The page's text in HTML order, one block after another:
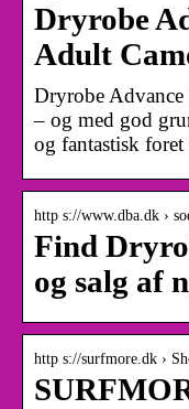
Dryrobe
Adult
Dryrobe Advance
– og med god
og fantastisk
http s://www.dba.dk ›
Find
og salg af
http s://surfmore.dk ›